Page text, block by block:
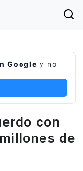
Google y no
con
de